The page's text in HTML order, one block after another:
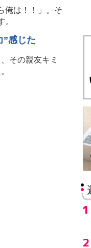
俺は！！」。そ
”感じた
その親友キミ